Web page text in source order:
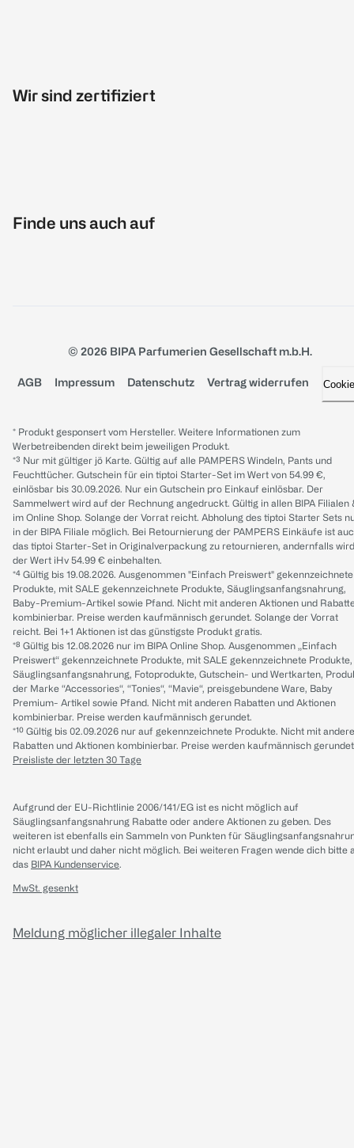
Wir sind zertifiziert
Finde uns auch auf
© 2026 BIPA Parfumerien Gesellschaft m.b.H.
AGB Impressum Datenschutz Vertrag widerrufen
* Produkt gesponsert vom Hersteller. Weitere Informationen zum
Werbetreibenden direkt beim jeweiligen Produkt.
*³ Nur mit gültiger jö Karte. Gültig auf alle PAMPERS Windeln, Pants und
Feuchttücher. Gutschein für ein tiptoi Starter-Set im Wert von 54.99 €,
einlösbar bis 30.09.2026. Nur ein Gutschein pro Einkauf einlösbar. Der
Sammelwert wird auf der Rechnung angedruckt. Gültig in allen BIPA Filialen
im Online Shop. Solange der Vorrat reicht. Abholung des tiptoi Starter Sets
in der BIPA Filiale möglich. Bei Retournierung der PAMPERS Einkäufe ist
das tiptoi Starter-Set in Originalverpackung zu retournieren, andernfalls wird
der Wert iHv 54.99 € einbehalten.
*⁴ Gültig bis 19.08.2026. Ausgenommen "Einfach Preiswert" gekennzeichnete
Produkte, mit SALE gekennzeichnete Produkte, Säuglingsanfangsnahrung,
Baby-Premium-Artikel sowie Pfand. Nicht mit anderen Aktionen und
kombinierbar. Preise werden kaufmännisch gerundet. Solange der Vorrat
reicht. Bei 1+1 Aktionen ist das günstigste Produkt gratis.
*⁸ Gültig bis 12.08.2026 nur im BIPA Online Shop. Ausgenommen „Einfach
Preiswert“ gekennzeichnete Produkte, mit SALE gekennzeichnete Produkte,
Säuglingsanfangsnahrung, Fotoprodukte, Gutschein- und Wertkarten,
der Marke “Accessories“, “Tonies“, “Mavie“, preisgebundene Ware, Baby
Premium- Artikel sowie Pfand. Nicht mit anderen Rabatten und Aktionen
kombinierbar. Preise werden kaufmännisch gerundet.
*¹⁰ Gültig bis 02.09.2026 nur auf gekennzeichnete Produkte. Nicht mit
Rabatten und Aktionen kombinierbar. Preise werden kaufmännisch
Preisliste der letzten 30 Tage
Aufgrund der EU-Richtlinie 2006/141/EG ist es nicht möglich auf
Säuglingsanfangsnahrung Rabatte oder andere Aktionen zu geben. Des
weiteren ist ebenfalls ein Sammeln von Punkten für
nicht erlaubt und daher nicht möglich. Bei weiteren Fragen wende dich bitte
das BIPA Kundenservice.
MwSt. gesenkt
Meldung möglicher illegaler Inhalte